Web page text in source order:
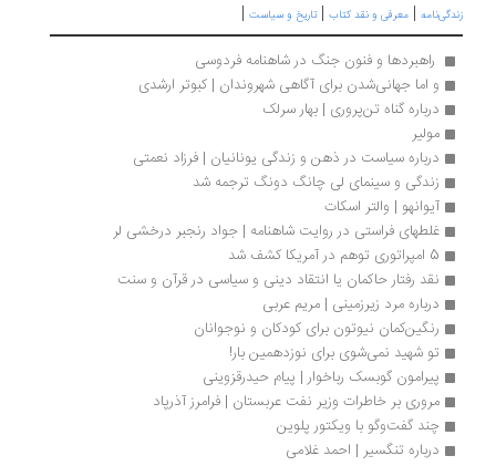
|معرفی و نقد کتاب|تاریخ و سیاست |
راهبردها و فنون جنگ در شاهنامه فردوسی
و اما جهانی‌شدن برای آگاهی شهروندان | کبوتر ارشدی
درباره گناه تن‌پروری | بهار سرلک
درباره سیاست در ذهن و زندگی یونانیان | فرزاد نعمتی
زندگی و سینمای لی چانگ دونگ ترجمه شد
آیوانهو | والتر اسکات
غلطهای فراستی در روایت شاهنامه | جواد رنجبر درخشی لر
نقد رفتار حاکمان یا انتقاد دینی و سیاسی در قرآن و سنت
درباره مرد زیرزمینی | مریم عربی
رنگین‌کمان نیوتون برای کودکان و نوجوانان
تو شهید نمی‌شوی برای نوزدهمین بار!
پیرامون گوبسک رباخوار | پیام حیدرقزوینی
مروری بر خاطرات وزیر نفت عربستان | فرامرز آذرپاد
چند گفت‌وگو با ویکتور پلوین
درباره تنگسیر | احمد غلامی